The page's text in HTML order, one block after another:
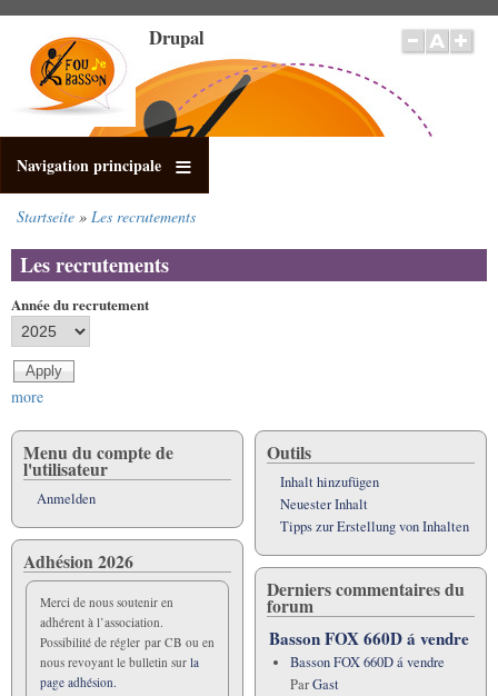
Inhalt
Drupal
Navigation principale
Startseite Les recrutements
Les recrutements
Année du recrutement
more
Menu du compte de
l'utilisateur
Anmelden
Adhésion 2026
Merci de nous soutenir en
adhérent à l’association.
Possibilité de régler par CB ou en
nous revoyant le bulletin sur la
page adhésion.
Outils
Inhalt hinzufügen
Neuester Inhalt
Tipps zur Erstellung von Inhalten
Derniers commentaires du
forum
Basson FOX 660D á vendre
Basson FOX 660D á vendre
ParGast